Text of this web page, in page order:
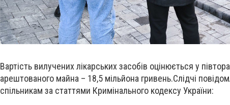
Вартість вилучених лікарських засобів оцінюється у
арештованого майна – 18,5 мільйона гривень.Слідчі
спільникам за статтями Кримінального кодексу України: